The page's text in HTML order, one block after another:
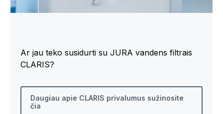
Ar jau teko susidurti su JURA vandens filtrais
CLARIS?
Daugiau apie CLARIS privalumus sužinosite
čia